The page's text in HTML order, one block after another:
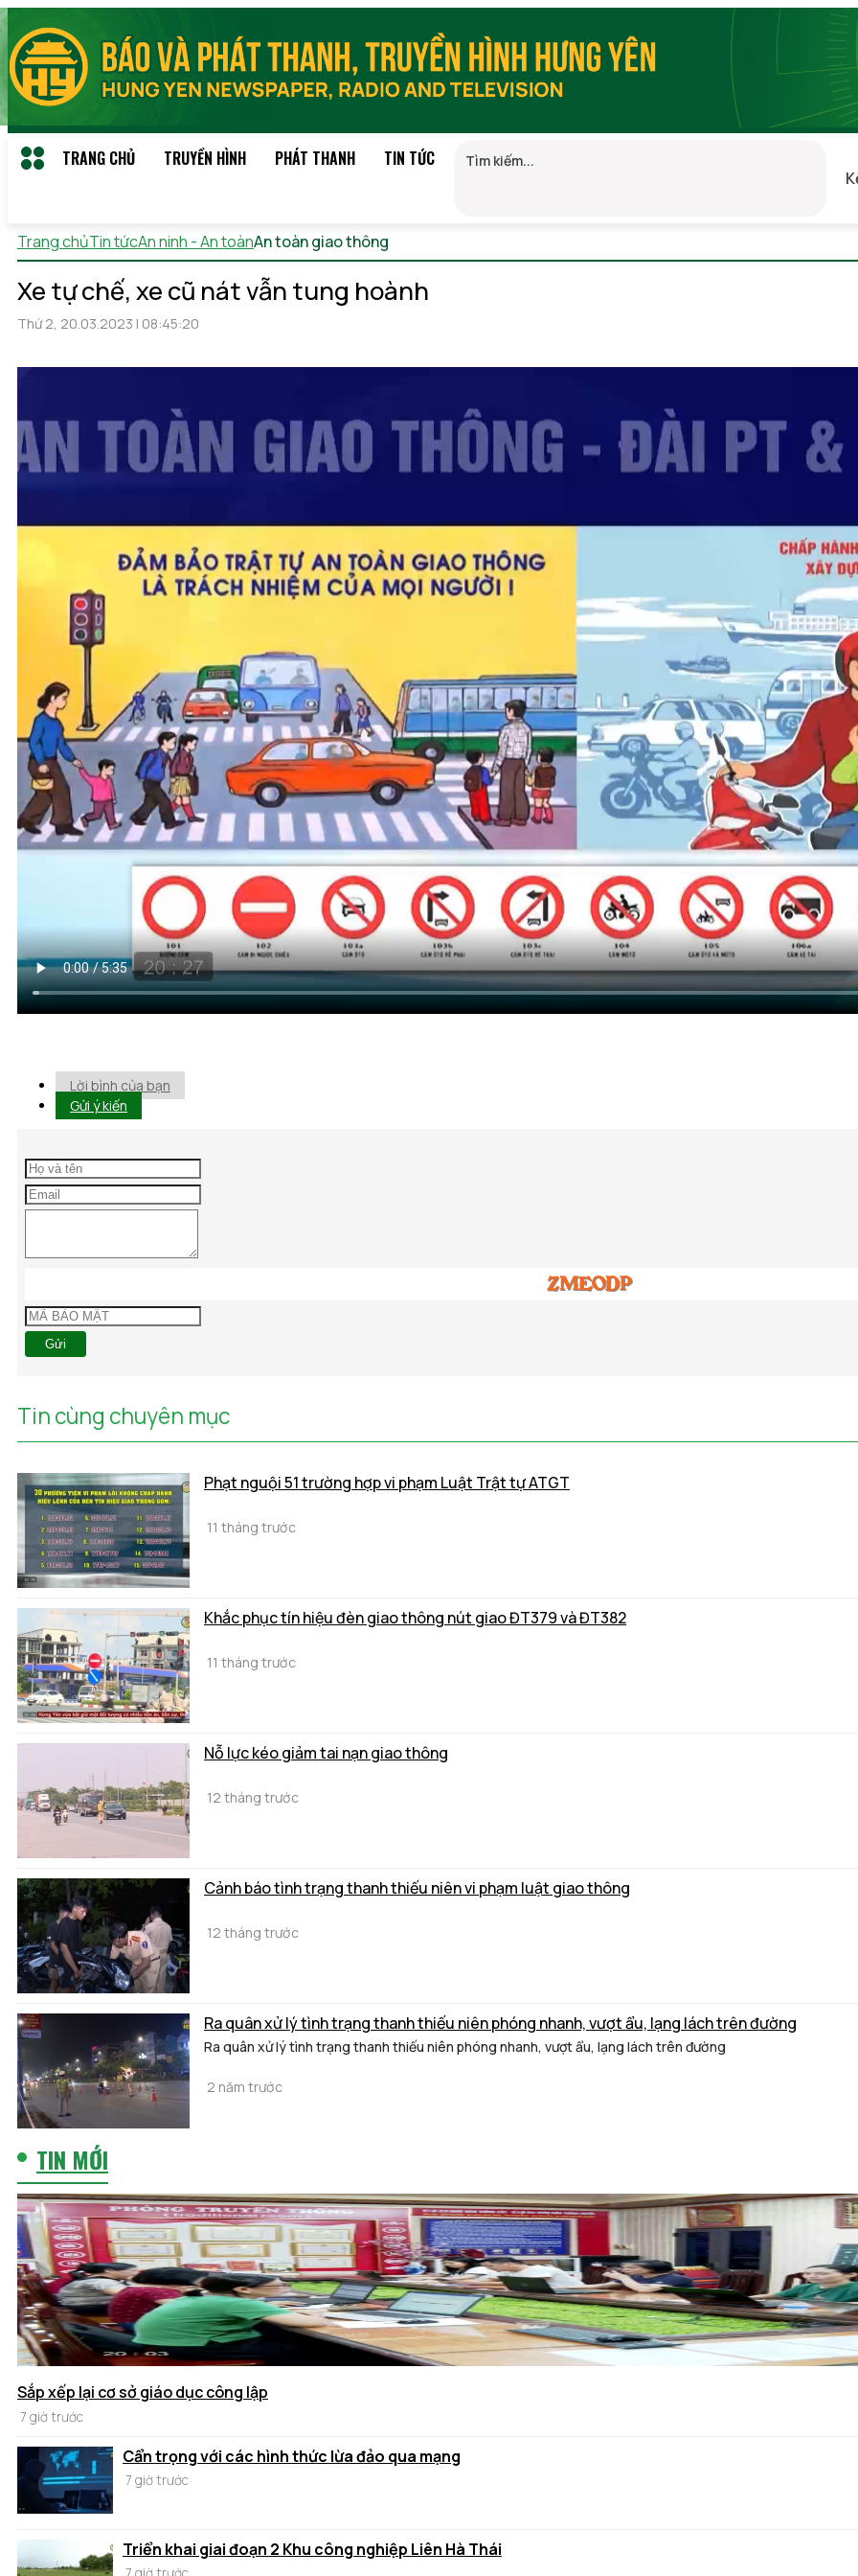
TRANG CHỦ TRUYỀN HÌNH PHÁT THANH TIN TỨC
Trang chủTin tứcAn ninh - An toànAn toàn giao thông
Xe tự chế, xe cũ nát vẫn tung hoành
Thứ 2, 20.03.2023 | 08:45:20
Lời bình của bạn
Gửi ý kiến
Gửi
Tin cùng chuyên mục
Phạt nguội 51 trường hợp vi phạm Luật Trật tự ATGT
11 tháng trước
Khắc phục tín hiệu đèn giao thông nút giao ĐT379 và ĐT382
11 tháng trước
Nỗ lực kéo giảm tai nạn giao thông
12 tháng trước
Cảnh báo tình trạng thanh thiếu niên vi phạm luật giao thông
12 tháng trước
Ra quân xử lý tình trạng thanh thiếu niên phóng nhanh, vượt ẩu, lạng lách trên đường
Ra quân xử lý tình trạng thanh thiếu niên phóng nhanh, vượt ẩu, lạng lách trên đường
2 năm trước
TIN MỚI
Sắp xếp lại cơ sở giáo dục công lập
7 giờ trước
Cẩn trọng với các hình thức lừa đảo qua mạng
7 giờ trước
Triển khai giai đoạn 2 Khu công nghiệp Liên Hà Thái